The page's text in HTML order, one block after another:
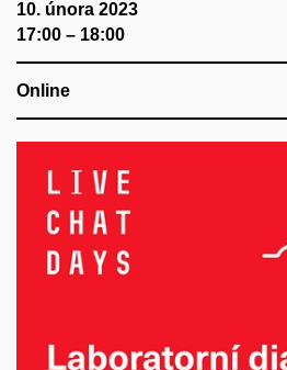
10. února 2023
17:00 – 18:00
Online